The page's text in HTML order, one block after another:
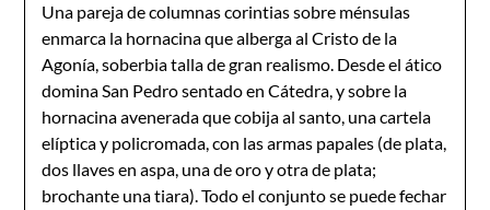
Una pareja de columnas corintias sobre ménsulas
enmarca la hornacina que alberga al Cristo de la
Agonía, soberbia talla de gran realismo. Desde el ático
domina San Pedro sentado en Cátedra, y sobre la
hornacina avenerada que cobija al santo, una cartela
elíptica y policromada, con las armas papales (de plata,
dos llaves en aspa, una de oro y otra de plata;
brochante una tiara). Todo el conjunto se puede fechar